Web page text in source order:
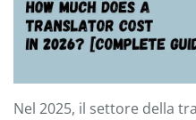
Nel 2025, il settore della